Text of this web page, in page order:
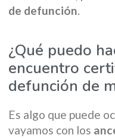
de defunción.
¿Qué puedo
encuentro
defunción de
Es algo que puede
vayamos con los